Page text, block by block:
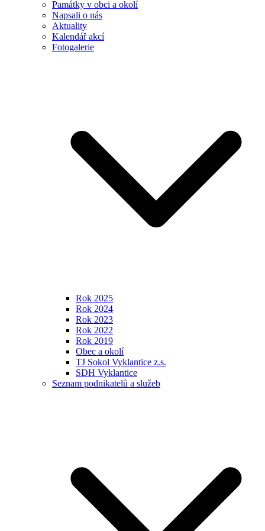
Památky v obci a okolí
Napsali o nás
Aktuality
Kalendář akcí
Fotogalerie
Rok 2025
Rok 2024
Rok 2023
Rok 2022
Rok 2019
Obec a okolí
TJ Sokol Vyklantice z.s.
SDH Vyklantice
Seznam podnikatelů a služeb